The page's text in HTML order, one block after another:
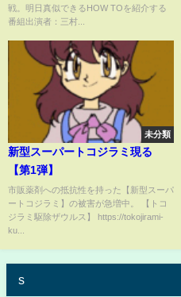
戦。明日真似できるHOW TOを紹介する
番組出演者：三村...
未分類
新型スーパートコジラミ現る
【第1弾】
市販薬剤への抵抗性を持った【新型スーパ
ートコジラミ】の被害が急増中。 【トコ
ジラミ駆除ザウルス】 https://tokojirami-
ku...
s